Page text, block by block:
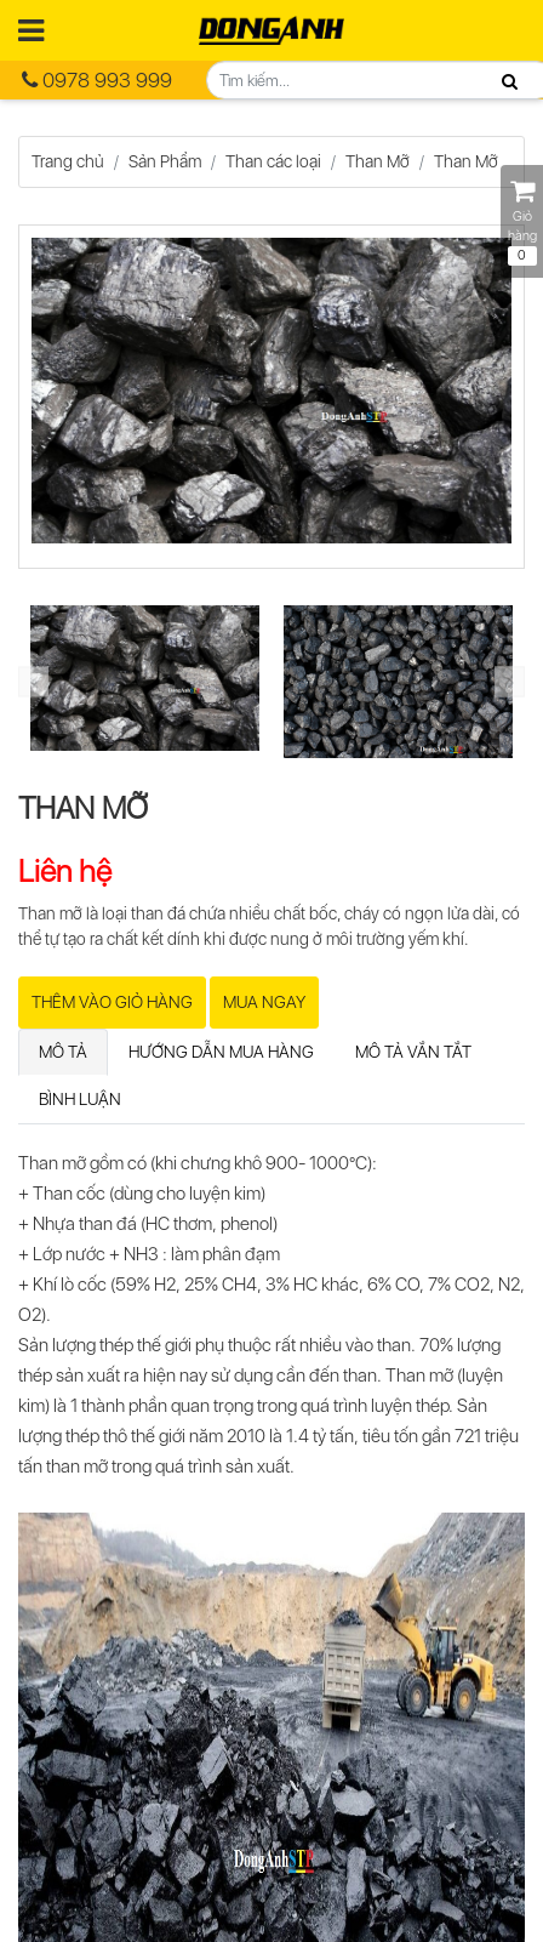
0978 993 999
Giỏ
hàng
0
Trang chủ Sản Phẩm Than các loại Than Mỡ Than Mỡ
THAN MỠ
Liên hệ
Than mỡ là loại than đá chứa nhiều chất bốc, cháy có ngọn lửa dài, có
thể tự tạo ra chất kết dính khi được nung ở môi trường yếm khí.
THÊM VÀO GIỎ HÀNG MUA NGAY
MÔ TẢ HƯỚNG DẪN MUA HÀNG MÔ TẢ VẮN TẮT
BÌNH LUẬN
Than mỡ gồm có (khi chưng khô 900- 1000°C):
+ Than cốc (dùng cho luyện kim)
+ Nhựa than đá (HC thơm, phenol)
+ Lớp nước + NH3 : làm phân đạm
+ Khí lò cốc (59% H2, 25% CH4, 3% HC khác, 6% CO, 7% CO2, N2,
O2).
Sản lượng thép thế giới phụ thuộc rất nhiều vào than. 70% lượng
thép sản xuất ra hiện nay sử dụng cần đến than. Than mỡ (luyện
kim) là 1 thành phần quan trọng trong quá trình luyện thép. Sản
lượng thép thô thế giới năm 2010 là 1.4 tỷ tấn, tiêu tốn gần 721 triệu
tấn than mỡ trong quá trình sản xuất.